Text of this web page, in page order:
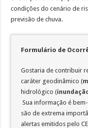
condições do cenário de
previsão de chuva.
Formulário de
Gostaria de contribuir
caráter geodinâmico (
hidrológico (
Sua informação é
são de extrema
alertas emitidos pelo